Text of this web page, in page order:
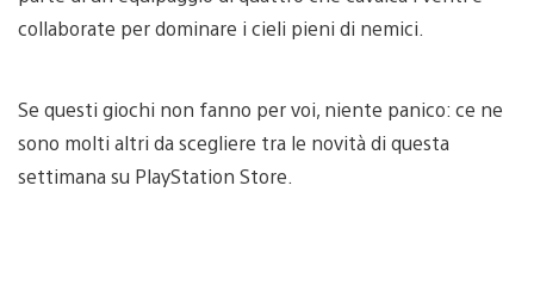
collaborate per dominare i cieli pieni di nemici.
Se questi giochi non fanno per voi, niente panico: ce ne
sono molti altri da scegliere tra le novità di questa
settimana su PlayStation Store.